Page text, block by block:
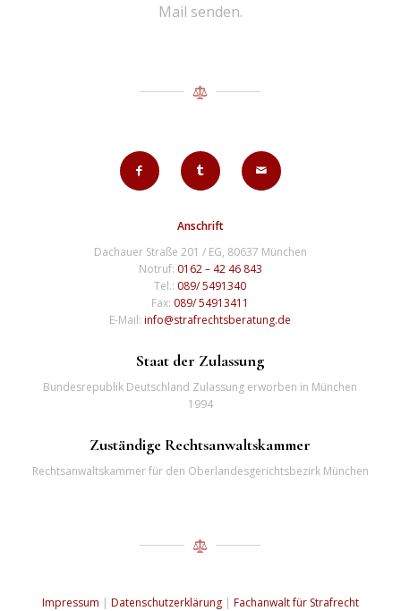
Mail senden.
Anschrift
Dachauer Straße 201 / EG, 80637 München
Notruf: 0162 – 42 46 843
Tel.: 089/ 5491340
Fax: 089/ 54913411
E-Mail:info@strafrechtsberatung.de
Staat der Zulassung
Bundesrepublik Deutschland Zulassung erworben in München
1994
Zuständige Rechtsanwaltskammer
Rechtsanwaltskammer für den Oberlandesgerichtsbezirk München
Impressum | Datenschutzerklärung| Fachanwalt für Strafrecht